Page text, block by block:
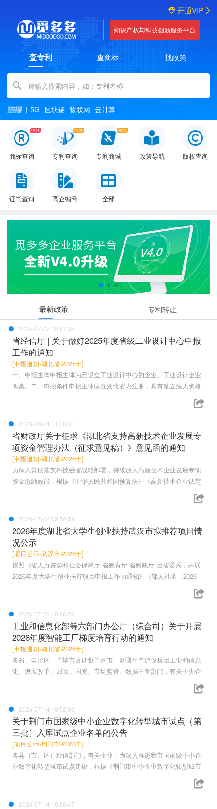
开通VIP
知识产权与科技创新服务平台
查专利 查商标 找政策
Amount (in dollars)
5G 区块链 物联网 云计算
商标查询 专利查询 专利商城 政策导航 版权查询
证书查询 高企编号 全部
最新政策 专利转让
2025-07-07 10:57:35
省经信厅 | 关于做好2025年度省级工业设计中心申报
工作的通知
[申报通知-湖北省-2025年]
一、申报主体申报主体为已设立工业设计中心的企业、工业设计企业
两类。二、申报条件申报主体应在湖北省内注册，具有独立法人资格
2026-08-04 11:30:31
省财政厅关于征求《湖北省支持高新技术企业发展专
项资金管理办法（征求意见稿）》意见函的通知
[申报通知-湖北省-2026年]
为深入贯彻落实科技强省战略部署，持续放大高新技术企业发展专项
资金激励效能，根据《中华人民共和国预算法》《高新技术企业认定
2026-07-22 09:50:54
2026年度湖北省大学生创业扶持武汉市拟推荐项目情
况公示
[项目公示-武汉市-2026年]
按照《省人力资源和社会保障厅 省教育厅 省财政厅 团省委关于开展
2026年度大学生创业扶持项目申报工作的通知》（鄂人社函〔2026
2026-07-20 10:26:23
工业和信息化部等六部门办公厅（综合司）关于开展
2026年度智能工厂梯度培育行动的通知
[申报通知-湖北省-2026年]
各省、自治区、直辖市及计划单列市、新疆生产建设兵团工业和信息
化、发展改革、财政、国资、市场监管、数据主管部门，有关中央企
2026-07-14 10:52:03
关于荆门市国家级中小企业数字化转型城市试点（第
三批）入库试点企业名单的公告
[项目公示-荆门市-2026年]
各县（市、区）经信部门，有关企业：为深入推进我市国家级中小企
业数字化转型城市试点建设，根据《荆门市中小企业数字化转型城市
2026-07-14 10:50:47